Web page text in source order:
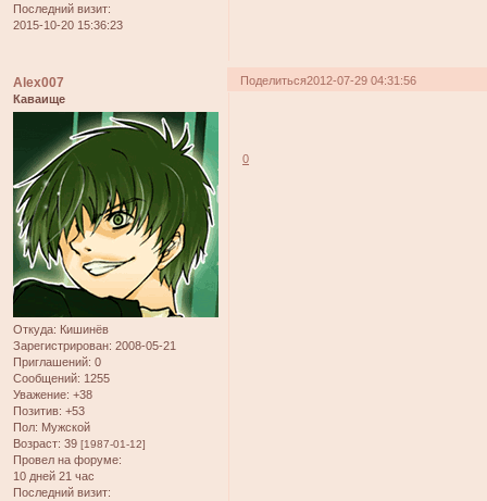
Последний визит:
2015-10-20 15:36:23
Поделиться2012-07-29 04:31:56
Alex007
Каваище
Откуда: Кишинёв
Зарегистрирован: 2008-05-21
Приглашений: 0
Сообщений: 1255
Уважение: +38
Позитив: +53
Пол: Мужской
Возраст: 39 [1987-01-12]
Провел на форуме:
10 дней 21 час
Последний визит:
0